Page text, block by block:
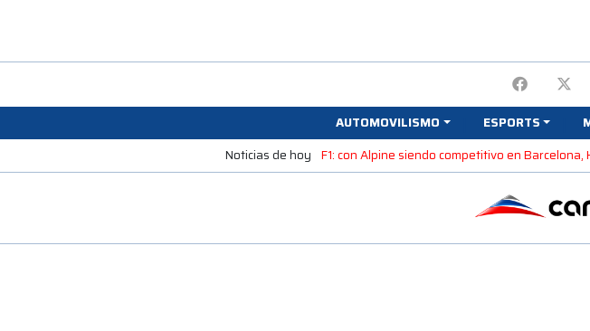
AUTOMOVILISMO ESPORTS
Noticias de hoy F1: con Alpine siendo competitivo en